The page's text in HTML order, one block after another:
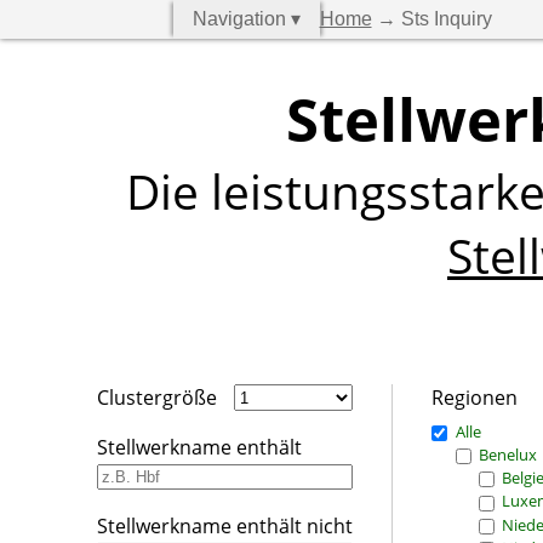
Navigation ▾ Home→ Sts Inquiry
Die
Clustergröße
Stellwerkname enthält
Stellwerkname enthält nicht
Regionen
Alle
Benelux